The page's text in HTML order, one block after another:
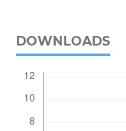
DOWNLOADS